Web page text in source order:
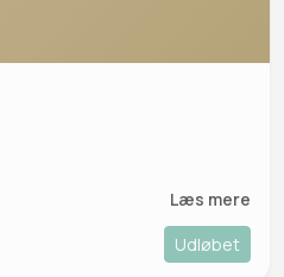
Læs mere
Udløbet